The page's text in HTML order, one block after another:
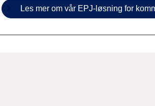
Les mer om vår EPJ-løsning for